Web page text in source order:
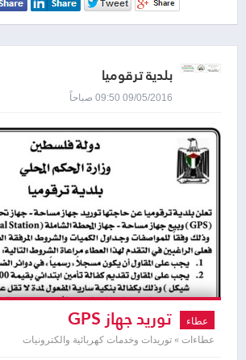
بلدية ترقوميا
09/05/2016 09:50 صباحاً
عطاء توريد جهاز GPS
عطاءات » توريدات وخدمات كهربائية والكترونيات